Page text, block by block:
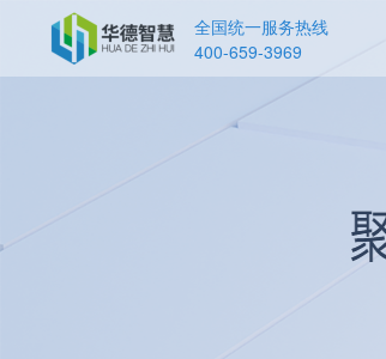
全国统一服务热线
400-659-3969